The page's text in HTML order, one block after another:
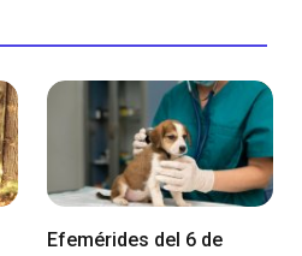
Efemérides del 6 de